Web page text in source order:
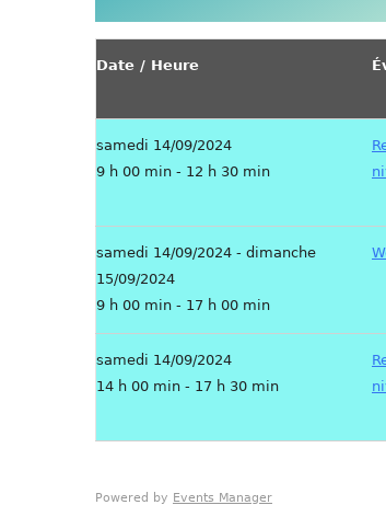
Date / Heure
samedi 14/09/2024
9 h 00 min - 12 h 30 min
samedi 14/09/2024 - dimanche
15/09/2024
9 h 00 min - 17 h 00 min
samedi 14/09/2024
14 h 00 min - 17 h 30 min
Powered by Events Manager